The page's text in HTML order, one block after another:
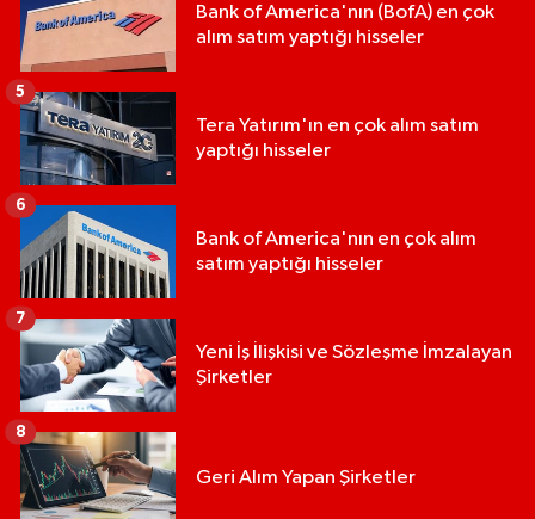
Bank of America'nın (BofA) en çok
alım satım yaptığı hisseler
Tera Yatırım'ın en çok alım satım
yaptığı hisseler
5
Bank of America'nın en çok alım
satım yaptığı hisseler
6
Yeni İş İlişkisi ve Sözleşme İmzalayan
Şirketler
7
Geri Alım Yapan Şirketler
8